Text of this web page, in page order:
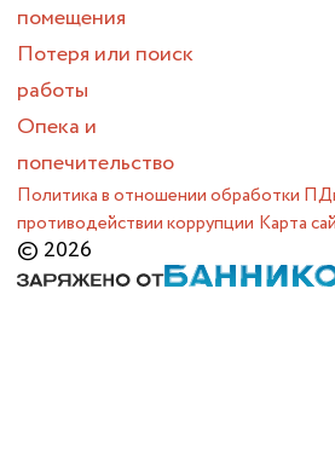
помещения
Потеря или поиск
работы
Опека и
попечительство
Политика в отношении обработки
противодействии коррупции Карта
© 2026